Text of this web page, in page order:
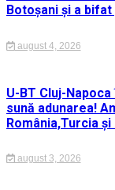
Botoșani și a
august 4, 2026
U-BT Cluj-
sună adunarea!
România,Turcia și
august 3, 2026